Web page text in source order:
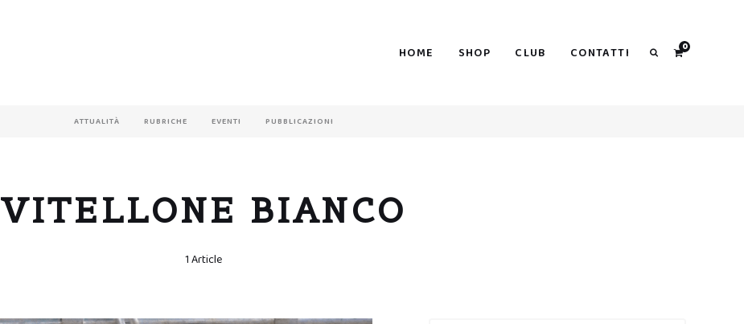
HOME SHOP CLUB CONTATTI 0
ATTUALITÀ RUBRICHE EVENTI PUBBLICAZIONI
VITELLONE BIANCO
1 Article